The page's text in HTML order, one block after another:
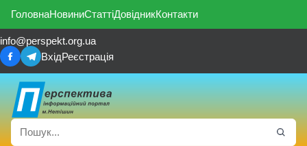
ГоловнаНовиниСтаттіДовідникКонтакти
info@perspekt.org.ua
ВхідРеєстрація